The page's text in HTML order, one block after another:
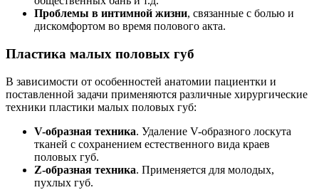
Проблемы в интимной жизни, связанные с болью и
дискомфортом во время полового акта.
Пластика малых половых губ
В зависимости от особенностей анатомии пациентки и
поставленной задачи применяются различные хирургические
техники пластики малых половых губ:
V-образная техника. Удаление V-образного лоскута
тканей с сохранением естественного вида краев
половых губ.
Z-образная техника. Применяется для молодых,
пухлых губ.